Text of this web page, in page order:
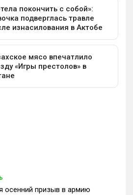
осенний призыв в армию